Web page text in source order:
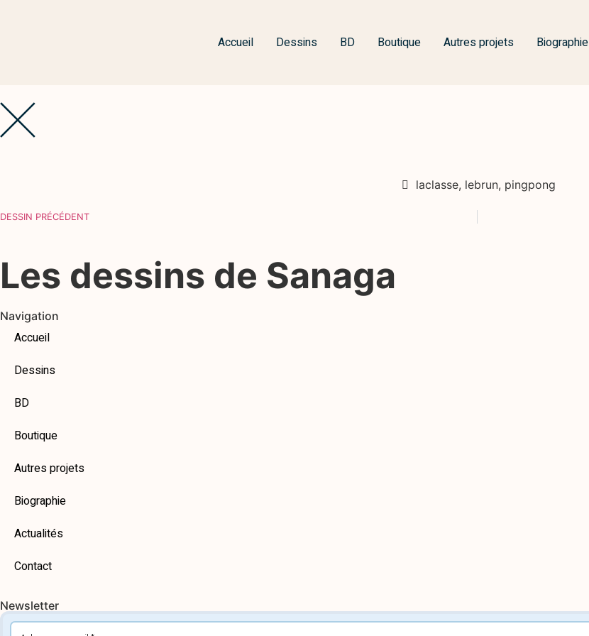
Accueil Dessins BD Boutique Autres projets Biographie
laclasse, lebrun, pingpong
DESSIN PRÉCÉDENT
Les dessins de Sanaga
Navigation
Accueil
Dessins
BD
Boutique
Autres projets
Biographie
Actualités
Contact
Newsletter